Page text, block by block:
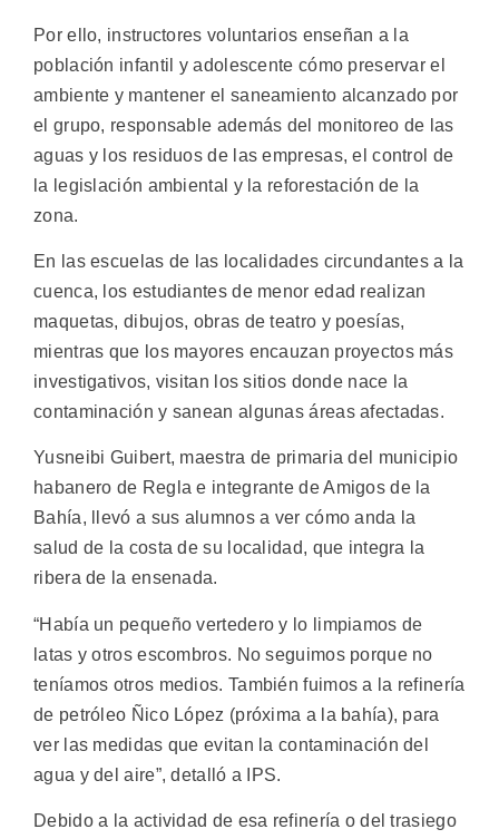
Por ello, instructores voluntarios enseñan a la
población infantil y adolescente cómo preservar el
ambiente y mantener el saneamiento alcanzado por
el grupo, responsable además del monitoreo de las
aguas y los residuos de las empresas, el control de
la legislación ambiental y la reforestación de la
zona.
En las escuelas de las localidades circundantes a la
cuenca, los estudiantes de menor edad realizan
maquetas, dibujos, obras de teatro y poesías,
mientras que los mayores encauzan proyectos más
investigativos, visitan los sitios donde nace la
contaminación y sanean algunas áreas afectadas.
Yusneibi Guibert, maestra de primaria del municipio
habanero de Regla e integrante de Amigos de la
Bahía, llevó a sus alumnos a ver cómo anda la
salud de la costa de su localidad, que integra la
ribera de la ensenada.
“Había un pequeño vertedero y lo limpiamos de
latas y otros escombros. No seguimos porque no
teníamos otros medios. También fuimos a la refinería
de petróleo Ñico López (próxima a la bahía), para
ver las medidas que evitan la contaminación del
agua y del aire”, detalló a IPS.
Debido a la actividad de esa refinería o del trasiego